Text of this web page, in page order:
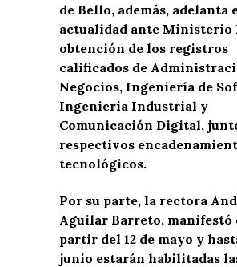
de Bello, además, adelanta
actualidad ante Ministerio
obtención de los registros
calificados de
Negocios, Ingeniería de
Ingeniería Industrial y
Comunicación Digital,
respectivos
tecnológicos.
Por su parte, la rectora
Aguilar Barreto, manifestó
partir del 12 de mayo y
junio estarán habilitadas